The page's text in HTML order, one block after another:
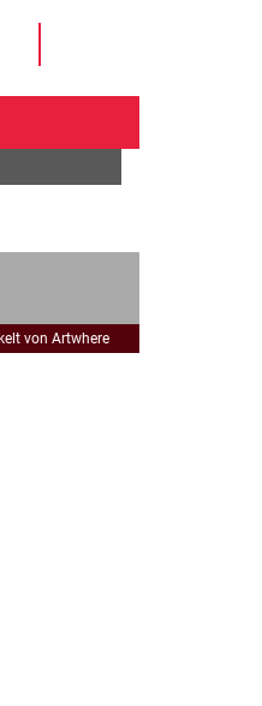
von Artwhere